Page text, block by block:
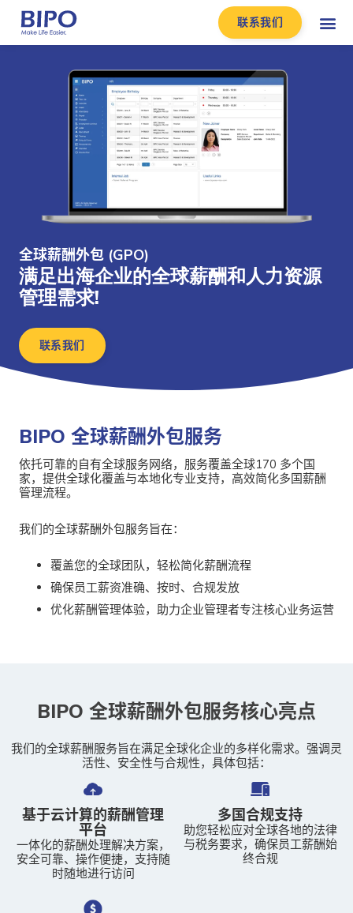
联系我们
全球薪酬外包 (GPO)
满足出海企业的全球薪酬和人力资源
管理需求!
联系我们
BIPO 全球薪酬外包服务
依托可靠的自有全球服务网络，服务覆盖全球170 多个国
家，提供全球化覆盖与本地化专业支持，高效简化多国薪酬
管理流程。
我们的全球薪酬外包服务旨在：
覆盖您的全球团队，轻松简化薪酬流程
确保员工薪资准确、按时、合规发放
优化薪酬管理体验，助力企业管理者专注核心业务运营
BIPO 全球薪酬外包服务核心亮点
我们的全球薪酬服务旨在满足全球化企业的多样化需求。强调灵
活性、安全性与合规性，具体包括：
基于云计算的薪酬管理
平台
一体化的薪酬处理解决方案，
安全可靠、操作便捷，支持随
时随地进行访问
多国合规支持
助您轻松应对全球各地的法律
与税务要求，确保员工薪酬始
终合规